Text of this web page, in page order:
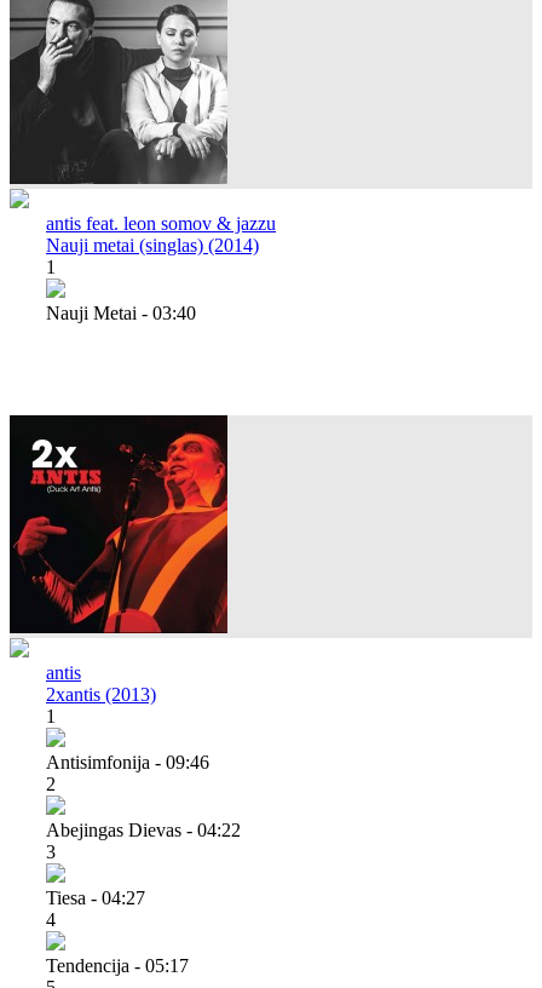
antis feat. leon somov & jazzu
Nauji metai (singlas) (2014)
1
Nauji Metai - 03:40
antis
2xantis (2013)
1
Antisimfonija - 09:46
2
Abejingas Dievas - 04:22
3
Tiesa - 04:27
4
Tendencija - 05:17